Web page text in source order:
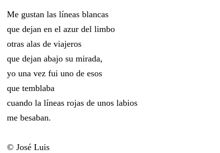
Me gustan las líneas blancas
que dejan en el azur del limbo
otras alas de viajeros
que dejan abajo su mirada,
yo una vez fui uno de esos
que temblaba
cuando la líneas rojas de unos labios
me besaban.
© José Luis